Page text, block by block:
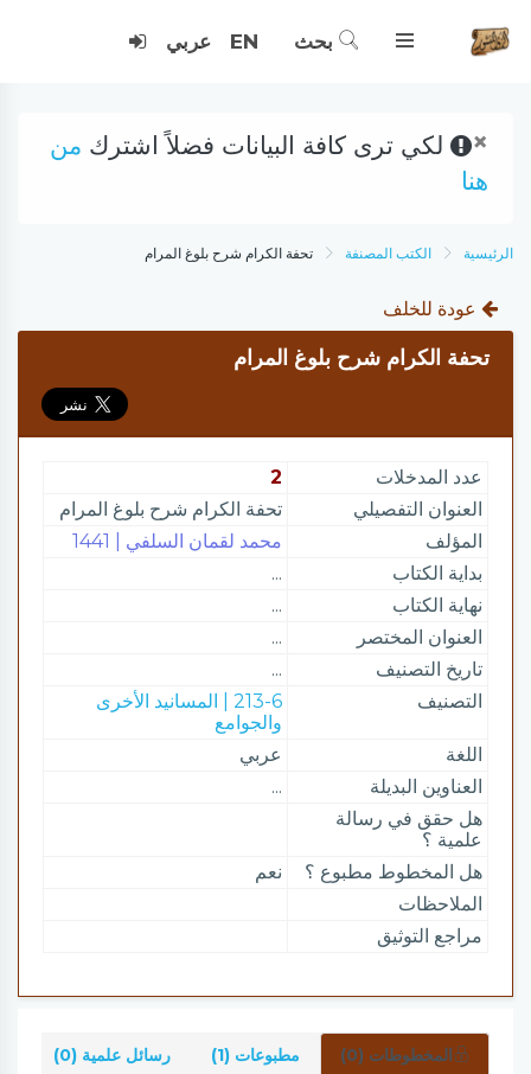
بحث EN عربي
× لكي ترى كافة البيانات فضلاً اشترك من
هنا
الرئيسية الكتب المصنفة تحفة الكرام شرح بلوغ المرام
عودة للخلف
تحفة الكرام شرح بلوغ المرام
عدد المدخلات
2
العنوان التفصيلي
تحفة الكرام شرح بلوغ المرام
المؤلف
محمد لقمان السلفي | 1441
بداية الكتاب
...
نهاية الكتاب
...
العنوان المختصر
...
تاريخ التصنيف
...
التصنيف
213-6 | المسانيد الأخرى
والجوامع
اللغة
عربي
العناوين البديلة
...
هل حقق في رسالة
علمية ؟
هل المخطوط مطبوع ؟
نعم
الملاحظات
مراجع التوثيق
المخطوطات (0) مطبوعات (1) رسائل علمية (0)